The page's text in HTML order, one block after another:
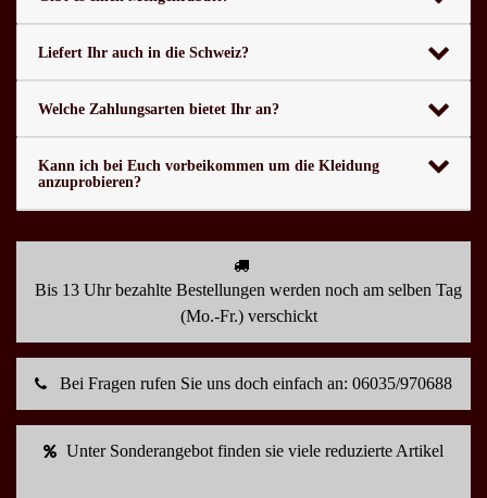
Liefert Ihr auch in die Schweiz?
Welche Zahlungsarten bietet Ihr an?
Kann ich bei Euch vorbeikommen um die Kleidung
anzuprobieren?
Bis 13 Uhr bezahlte Bestellungen werden noch am selben Tag
(Mo.-Fr.) verschickt
Bei Fragen rufen Sie uns doch einfach an: 06035/970688
Unter Sonderangebot finden sie viele reduzierte Artikel